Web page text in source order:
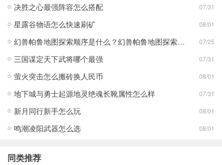
决胜之心最强阵容怎么搭配 07/31
星露谷物语怎么快速刷矿 08/01
幻兽帕鲁地图探索顺序是什么？幻兽帕鲁地图探索顺序分享 07/25
三国谋定天下武将哪个最强 07/31
萤火突击怎么搬砖换人民币 08/01
地下城与勇士起源地灵绝魂长靴属性怎么样 07/31
新月同行新手怎么玩 08/01
鸣潮凌阳武器怎么选 08/01
同类推荐